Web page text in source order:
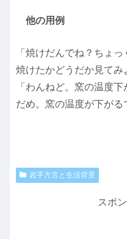
他の用例
「焼けだんでね？ちょっ
焼けたかどうだか見てみ
「わんねど。窯の温度下
だめ。窯の温度が下がる
岩手方言と生活背景
スポ